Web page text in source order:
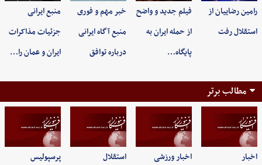
رامین رضاییان از
استقلال رفت
فیلم جدید و واضح
از حمله ایران به
پایگاه…
خبر مهم و فوری
منبع آگاه ایرانی
درباره توافق
منبع ایرانی
جزئیات مذاکرات
ایران و عمان را…
مطالب برتر
اخبار اخبار ورزشی استقلال پرسپولیس